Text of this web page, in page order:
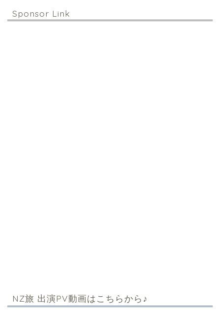
Sponsor Link
NZ旅 出演PV動画はこちらから♪